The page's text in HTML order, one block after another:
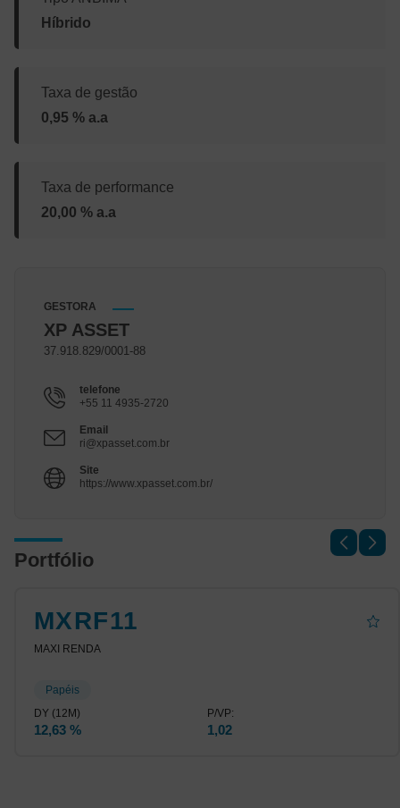
Híbrido
Taxa de gestão
0,95 % a.a
Taxa de performance
20,00 % a.a
GESTORA
XP ASSET
37.918.829/0001-88
telefone
+55 11 4935-2720
Email
ri@xpasset.com.br
Site
https://www.xpasset.com.br/
Portfólio
MXRF11
MAXI RENDA
12,63 % 1,02
Papéis